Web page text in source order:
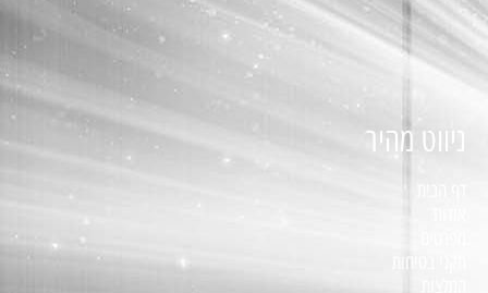
ניווט מהיר